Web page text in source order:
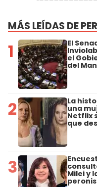
MÁS LEÍDAS DE
1 El
el
del
2 La
una
Netflix
que
3 Milei y